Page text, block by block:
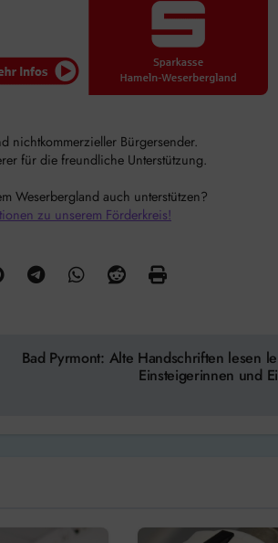
nichtkommerzieller Bürgersender.
für die freundliche Unterstützung.
Weserbergland auch unterstützen?
zu unserem Förderkreis!
Bad Pyrmont: Alte Handschriften lesen
Einsteigerinnen und